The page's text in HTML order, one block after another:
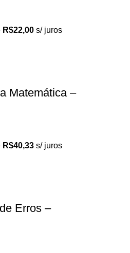
R$22,00 s/ juros
Matemática –
R$40,33 s/ juros
Erros –